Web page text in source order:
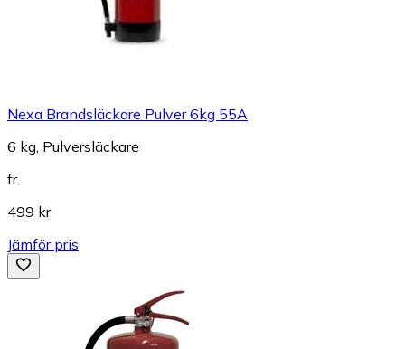
Nexa Brandsläckare Pulver 6kg 55A
6 kg, Pulversläckare
fr.
499 kr
Jämför pris